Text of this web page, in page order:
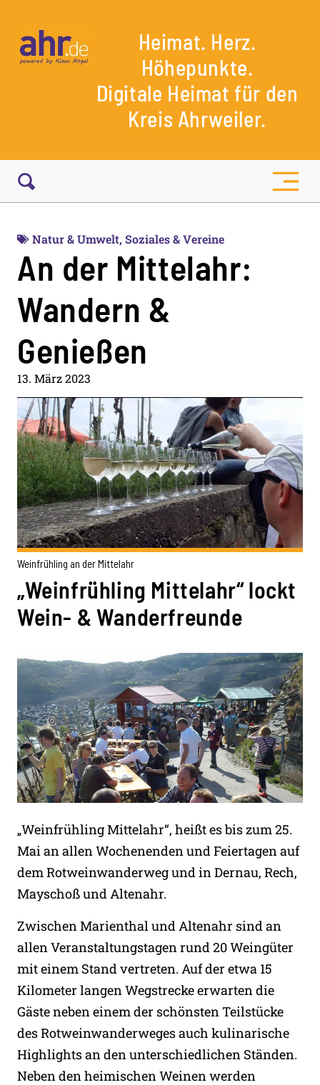
Heimat. Herz.
Höhepunkte.
Digitale Heimat für den
Kreis Ahrweiler.
Natur & Umwelt, Soziales & Vereine
An der Mittelahr:
Wandern &
Genießen
13. März 2023
Weinfrühling an der Mittelahr
„Weinfrühling Mittelahr“ lockt
Wein- & Wanderfreunde
„Weinfrühling Mittelahr“, heißt es bis zum 25.
Mai an allen Wochenenden und Feiertagen auf
dem Rotweinwanderweg und in Dernau, Rech,
Mayschoß und Altenahr.
Zwischen Marienthal und Altenahr sind an
allen Veranstaltungstagen rund 20 Weingüter
mit einem Stand vertreten. Auf der etwa 15
Kilometer langen Wegstrecke erwarten die
Gäste neben einem der schönsten Teilstücke
des Rotweinwanderweges auch kulinarische
Highlights an den unterschiedlichen Ständen.
Neben den heimischen Weinen werden